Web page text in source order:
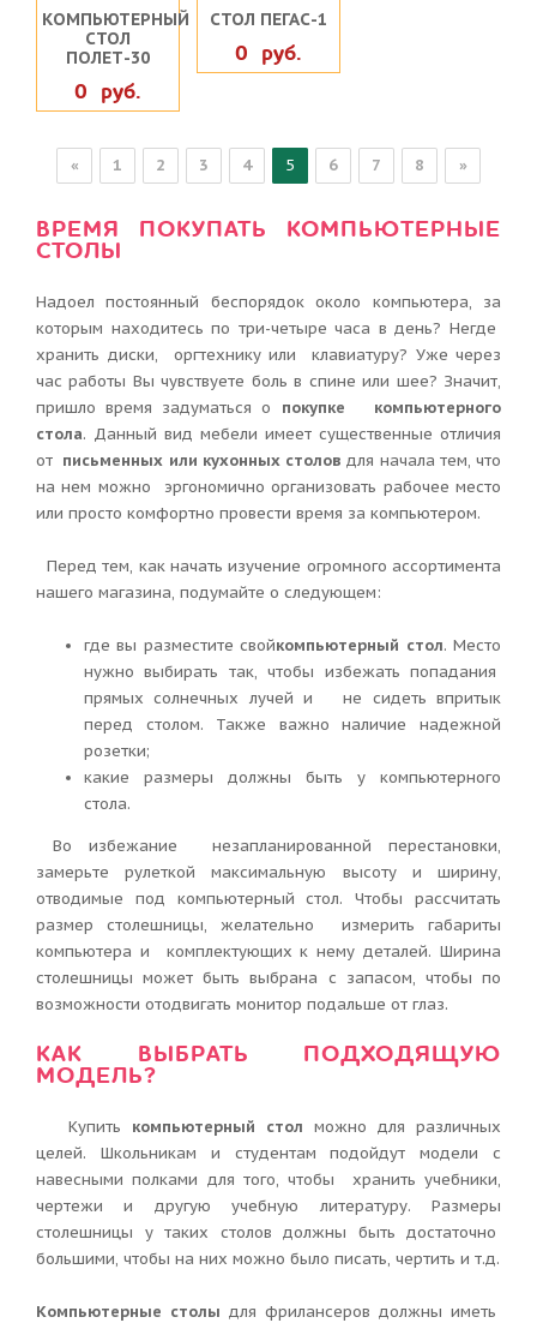
КОМПЬЮТЕРНЫЙ
СТОЛ
ПОЛЕТ-30
0 руб.
СТОЛ ПЕГАС-1
0 руб.
« 1 2 3 4 5 6 7 8 »
ВРЕМЯ ПОКУПАТЬ КОМПЬЮТЕРНЫЕ
СТОЛЫ
Надоел постоянный беспорядок около компьютера, за
которым находитесь по три-четыре часа в день? Негде
хранить диски, оргтехнику или клавиатуру? Уже через
час работы Вы чувствуете боль в спине или шее? Значит,
пришло время задуматься о покупке компьютерного
стола. Данный вид мебели имеет существенные отличия
от письменных или кухонных столов для начала тем, что
на нем можно эргономично организовать рабочее место
или просто комфортно провести время за компьютером.
Перед тем, как начать изучение огромного ассортимента
нашего магазина, подумайте о следующем:
где вы разместите свойкомпьютерный стол. Место
нужно выбирать так, чтобы избежать попадания
прямых солнечных лучей и не сидеть впритык
перед столом. Также важно наличие надежной
розетки;
какие размеры должны быть у компьютерного
стола.
Во избежание незапланированной перестановки,
замерьте рулеткой максимальную высоту и ширину,
отводимые под компьютерный стол. Чтобы рассчитать
размер столешницы, желательно измерить габариты
компьютера и комплектующих к нему деталей. Ширина
столешницы может быть выбрана с запасом, чтобы по
возможности отодвигать монитор подальше от глаз.
КАК ВЫБРАТЬ ПОДХОДЯЩУЮ
МОДЕЛЬ?
Купить компьютерный стол можно для различных
целей. Школьникам и студентам подойдут модели с
навесными полками для того, чтобы хранить учебники,
чертежи и другую учебную литературу. Размеры
столешницы у таких столов должны быть достаточно
большими, чтобы на них можно было писать, чертить и т.д.
Компьютерные столы для фрилансеров должны иметь